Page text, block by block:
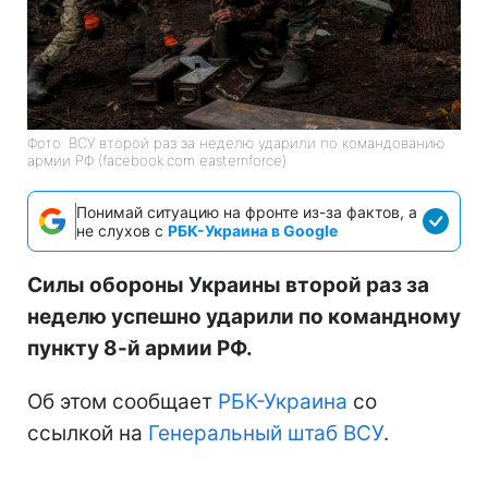
Фото: ВСУ второй раз за неделю ударили по командованию
армии РФ (facebook.com easternforce)
Понимай ситуацию на фронте из-за фактов, а
не слухов с РБК-Украина в Google
Силы обороны Украины второй раз за
неделю успешно ударили по командному
пункту 8-й армии РФ.
Об этом сообщает РБК-Украина со
ссылкой на Генеральный штаб ВСУ.